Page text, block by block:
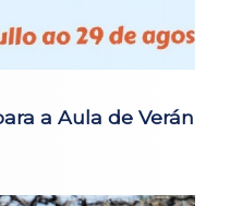
a Aula de Verán